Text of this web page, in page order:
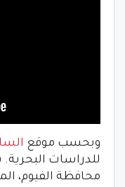
وبحسب موقع
للدراسات
محافظة الفيوم،